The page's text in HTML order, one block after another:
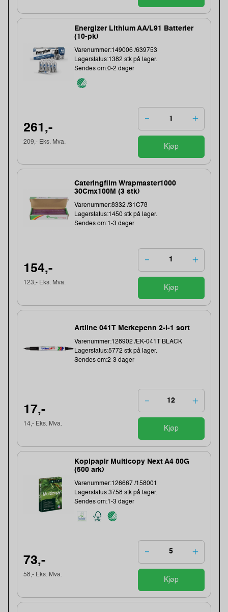
Energizer Lithium AA/L91 Batterier
(10-pk)
Varenummer:149006 /639753
Lagerstatus:1382 stk på lager.
Sendes om:0-2 dager
261,-
209,- Eks. Mva.
Kjøp
Cateringfilm Wrapmaster1000
30Cmx100M (3 stk)
Varenummer:8332 /31C78
Lagerstatus:1450 stk på lager.
Sendes om:1-3 dager
154,-
123,- Eks. Mva.
Kjøp
Artline 041T Merkepenn 2-i-1 sort
Varenummer:128902 /EK-041T BLACK
Lagerstatus:5772 stk på lager.
Sendes om:2-3 dager
17,-
14,- Eks. Mva.
Kjøp
Kopipapir Multicopy Next A4 80G
(500 ark)
Varenummer:126667 /158001
Lagerstatus:3758 stk på lager.
Sendes om:1-3 dager
73,-
58,- Eks. Mva.
Kjøp